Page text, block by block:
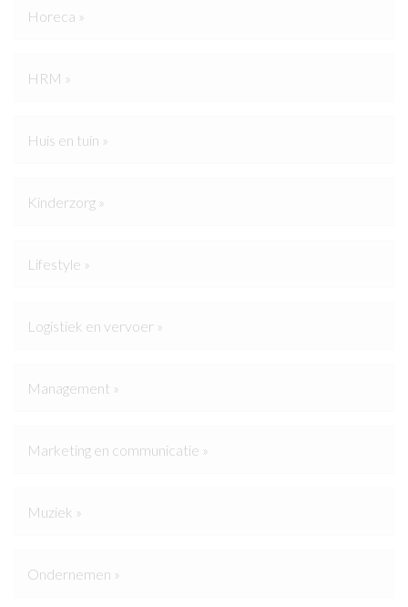
Horeca »
HRM »
Huis en tuin »
Kinderzorg »
Lifestyle »
Logistiek en vervoer »
Management »
Marketing en communicatie »
Muziek »
Ondernemen »